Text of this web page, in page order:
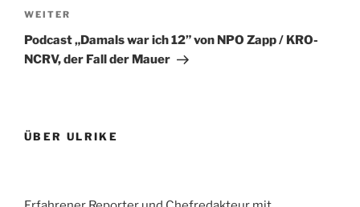
Nächster
Beitrag
WEITER
Podcast „Damals war ich 12” von NPO Zapp / KRO-
NCRV, der Fall der Mauer
ÜBER ULRIKE